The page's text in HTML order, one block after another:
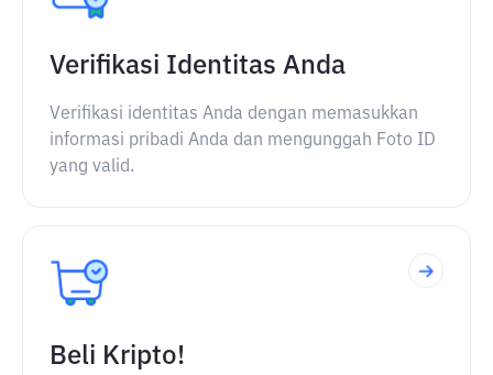
Verifikasi Identitas Anda
Verifikasi identitas Anda dengan memasukkan
informasi pribadi Anda dan mengunggah Foto ID
yang valid.
Beli Kripto!